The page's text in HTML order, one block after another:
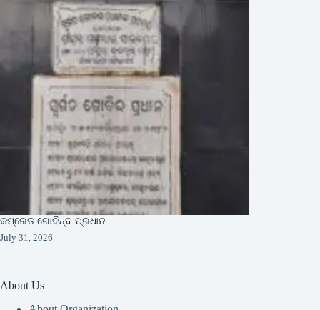
କମ୍ରେଡ ଗୋବିନ୍ଦ ପ୍ରଧାନ
July 31, 2026
About Us